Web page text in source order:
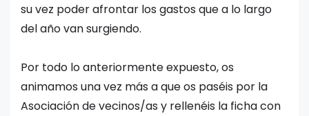
su vez poder afrontar los gastos que a lo largo
del año van surgiendo.
Por todo lo anteriormente expuesto, os
animamos una vez más a que os paséis por la
Asociación de vecinos/as y rellenéis la ficha con